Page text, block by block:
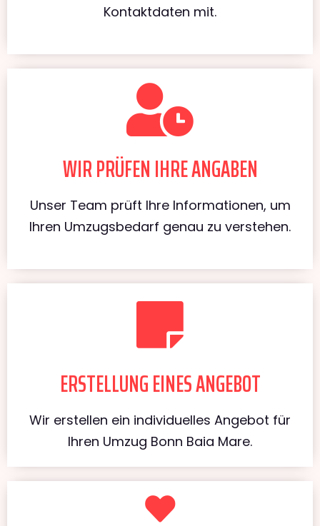
Kontaktdaten mit.
WIR PRÜFEN IHRE ANGABEN
Unser Team prüft Ihre Informationen, um
Ihren Umzugsbedarf genau zu verstehen.
ERSTELLUNG EINES ANGEBOT
Wir erstellen ein individuelles Angebot für
Ihren Umzug Bonn Baia Mare.